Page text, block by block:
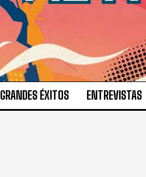
GRANDES ÉXITOS ENTREVISTAS